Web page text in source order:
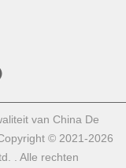
van China De
© 2021-2026
. Alle rechten